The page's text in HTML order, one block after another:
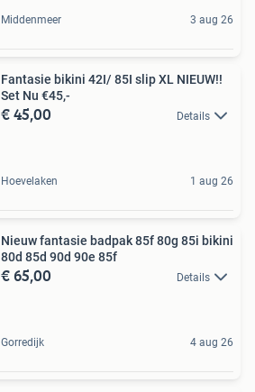
Middenmeer 3 aug 26
Fantasie bikini 42I/ 85I slip XL NIEUW!!
Set Nu €45,-
€ 45,00 Details
Hoevelaken 1 aug 26
Nieuw fantasie badpak 85f 80g 85i bikini
80d 85d 90d 90e 85f
€ 65,00 Details
Gorredijk 4 aug 26